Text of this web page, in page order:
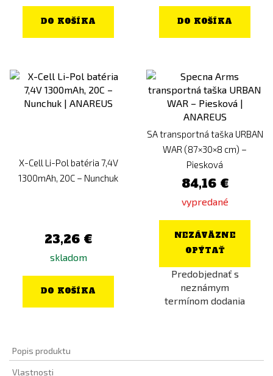
DO KOŠÍKA DO KOŠÍKA
X-Cell Li-Pol batéria 7,4V
1300mAh, 20C – Nunchuk
23,26 €
skladom
DO KOŠÍKA
SA transportná taška URBAN
WAR (87×30×8 cm) –
Piesková
84,16 €
vypredané
NEZÁVÄZNE
OPÝTAŤ
Predobjednať s
neznámym
termínom dodania
Popis produktu
Vlastnosti